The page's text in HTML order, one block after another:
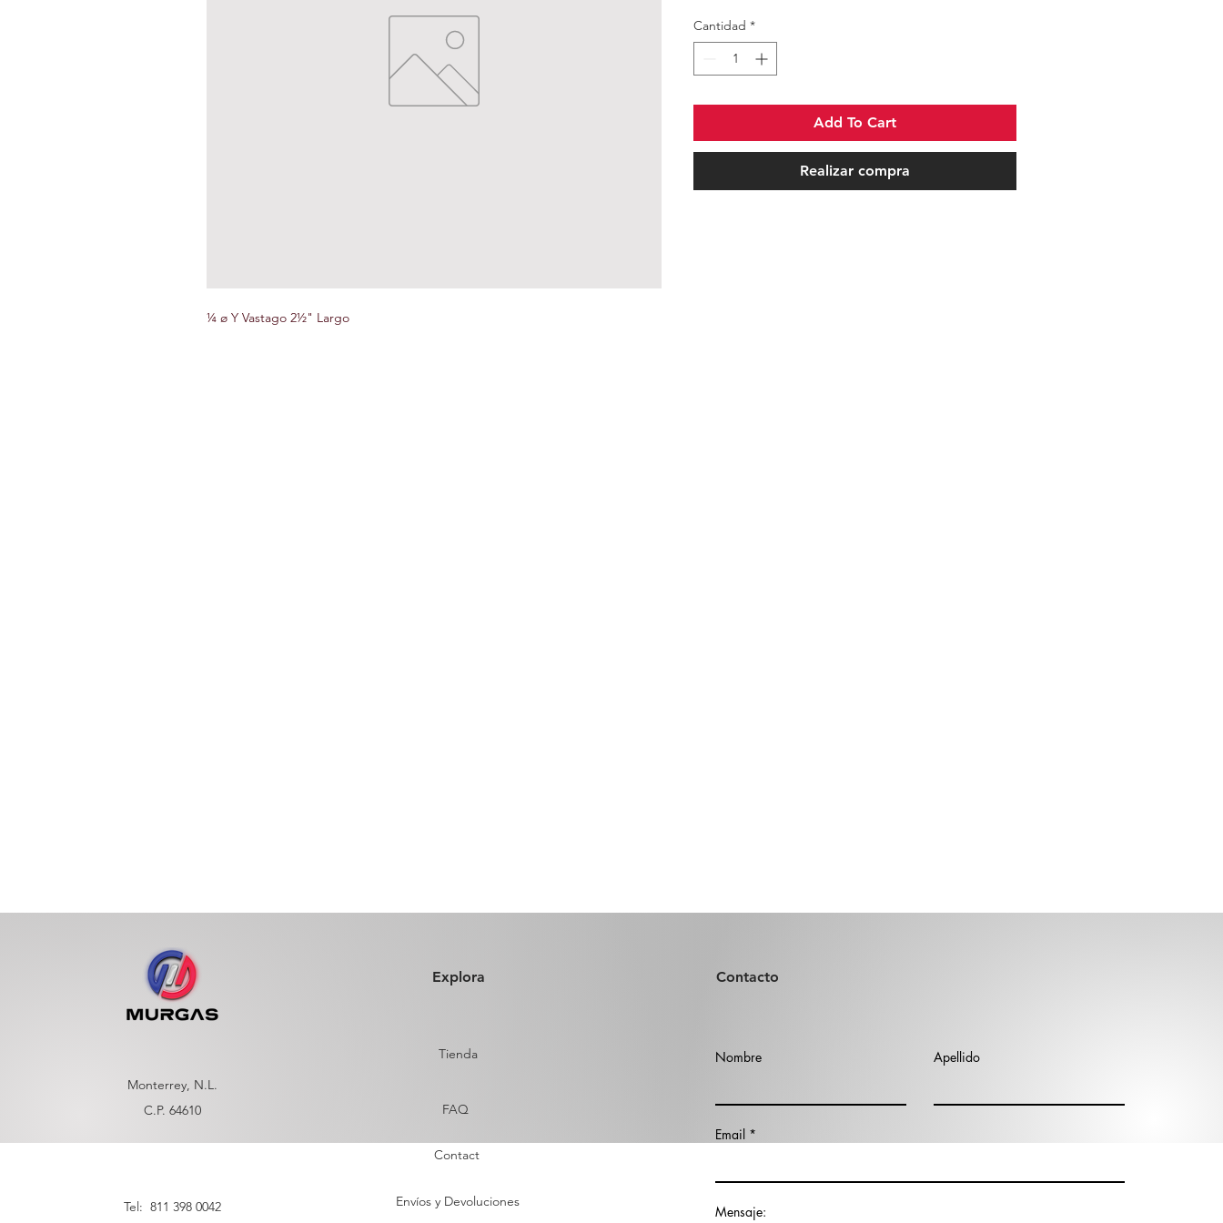
¼ ø Y Vastago 2½" Largo
Cantidad *
Add To Cart
Realizar compra
Explora
Tienda
Monterrey, N.L.
C.P. 64610
FAQ
Contact
Tel: 811 398 0042 Envíos y Devoluciones
Contacto
Nombre Apellido
Email
Mensaje: